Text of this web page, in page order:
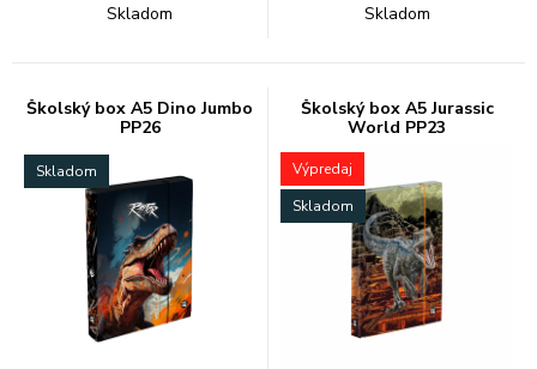
Skladom Skladom
Školský box A5 Dino Jumbo
PP26
Skladom
Školský box A5 Jurassic
World PP23
Výpredaj
Skladom